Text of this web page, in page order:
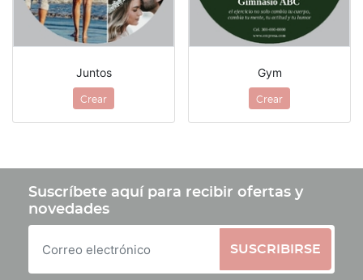
Juntos
Crear
Gym
Crear
Suscríbete aquí para recibir ofertas y
novedades
SUSCRIBIRSE